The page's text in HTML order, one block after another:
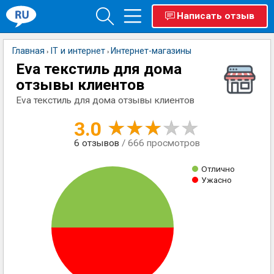
Написать отзыв
Главная › IT и интернет › Интернет-магазины
Eva текстиль для дома
отзывы клиентов
Eva текстиль для дома отзывы клиентов
3.0
6 отзывов / 666 просмотров
Отлично
Ужасно